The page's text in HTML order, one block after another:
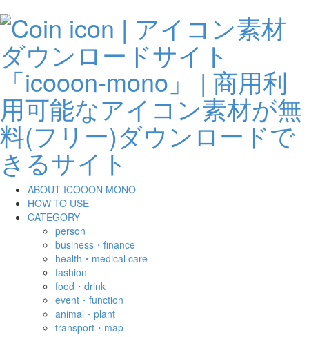
ABOUT ICOOON MONO
HOW TO USE
CATEGORY
person
business・finance
health・medical care
fashion
food・drink
event・function
animal・plant
transport・map